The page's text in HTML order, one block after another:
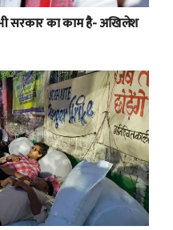
सरकार का काम है- अखिलेश